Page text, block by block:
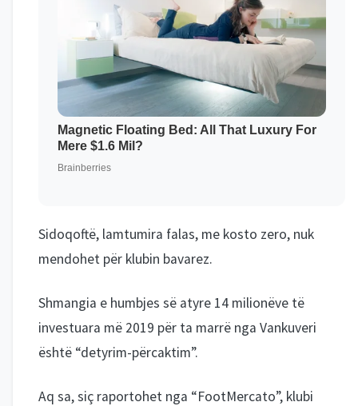
Sidoqoftë, lamtumira falas, me kosto zero, nuk
mendohet për klubin bavarez.
Shmangia e humbjes së atyre 14 milionëve të
investuara më 2019 për ta marrë nga Vankuveri
është “detyrim-përcaktim”.
Aq sa, siç raportohet nga “FootMercato”, klubi